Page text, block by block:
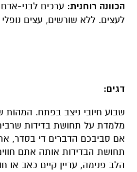
הכוונה רוחנית: ערכים לבני-
לעצים. ללא שורשים, עצים נופלי
דגים:
שבוע חיובי ניצב בפתח.
מלמדת על תחושת בדידות
אם סביבכם הדברים די בסדר,
תחושת הבדידות אותה אתם
הלב פנימה, עדיין קיים כאב או